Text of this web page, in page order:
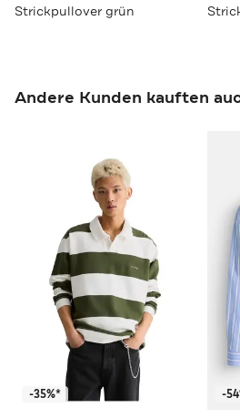
Strickpullover grün
Andere Kunden kauften
-35%* -